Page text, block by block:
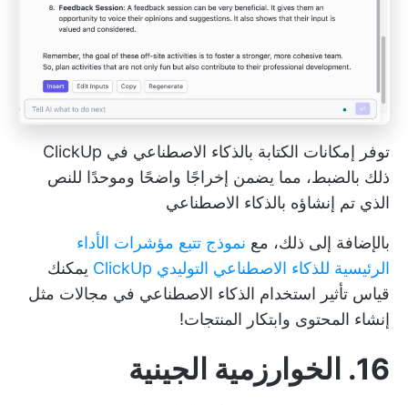
توفر إمكانات الكتابة بالذكاء الاصطناعي في ClickUp
ذلك بالضبط، مما يضمن إخراجًا واضحًا وموحدًا للنص
الذي تم إنشاؤه بالذكاء الاصطناعي
بالإضافة إلى ذلك، مع نموذج تتبع مؤشرات الأداء
الرئيسية للذكاء الاصطناعي التوليدي ClickUp
يمكنك
قياس تأثير استخدام الذكاء الاصطناعي في مجالات مثل
إنشاء المحتوى وابتكار المنتجات!
16. الخوارزمية الجينية